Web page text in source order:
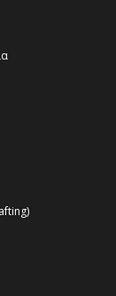
στον
– Ομόφωνη η
ως φυσικό και
αξίας για